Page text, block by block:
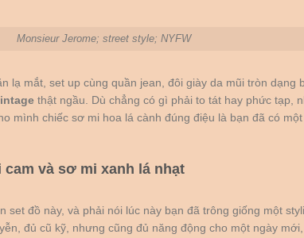
Monsieur Jerome; street style; NYFW
lạ mắt, set up cùng quần jean, đôi giày da mũi tròn dạng
thật ngầu. Dù chẳng có gì phải to tát hay phức tạp,
mình chiếc sơ mi hoa lá cành đúng điệu là bạn đã có
cam và sơ mi xanh lá nhạt
set đồ này, và phải nói lúc này bạn đã trông giống một
đủ cũ kỹ, nhưng cũng đủ năng động cho một ngày